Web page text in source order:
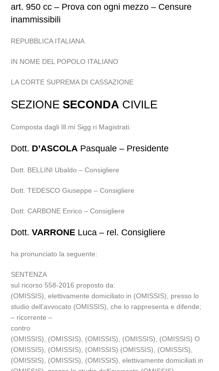
art. 950 cc – Prova con ogni mezzo – Censure
inammissibili
REPUBBLICA ITALIANA
IN NOME DEL POPOLO ITALIANO
LA CORTE SUPREMA DI CASSAZIONE
SEZIONESECONDA CIVILE
Composta dagli Ill.mi Sigg.ri Magistrati:
Dott. D’ASCOLA Pasquale – Presidente
Dott. BELLINI Ubaldo – Consigliere
Dott. TEDESCO Giuseppe – Consigliere
Dott. CARBONE Enrico – Consigliere
Dott.VARRONE Luca – rel. Consigliere
ha pronunciato la seguente:
SENTENZA
sul ricorso 558-2016 proposto da:
(OMISSIS), elettivamente domiciliato in (OMISSIS), presso lo
studio dell’avvocato (OMISSIS), che lo rappresenta e difende;
– ricorrente –
contro
(OMISSIS), (OMISSIS), (OMISSIS), (OMISSIS), (OMISSIS) O
(OMISSIS), (OMISSIS), (OMISSIS) (OMISSIS), (OMISSIS),
(OMISSIS), (OMISSIS), (OMISSIS), elettivamente domiciliati in